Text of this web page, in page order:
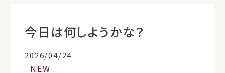
今日は何しようかな？
2026/04/24
NEW